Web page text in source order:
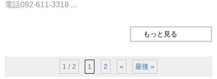
電話092-611-3318 ...
もっと見る
1 / 2 1 2 » 最後 »